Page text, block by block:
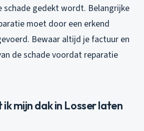
schade gedekt wordt. Belangrijke
moet door een erkend
Bewaar altijd je factuur en
de schade voordat reparatie
mijn dak in Losser laten